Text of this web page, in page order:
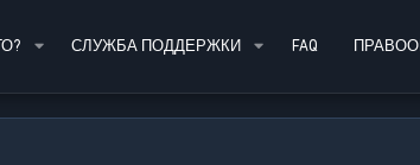
СЛУЖБА ПОДДЕРЖКИ FAQ